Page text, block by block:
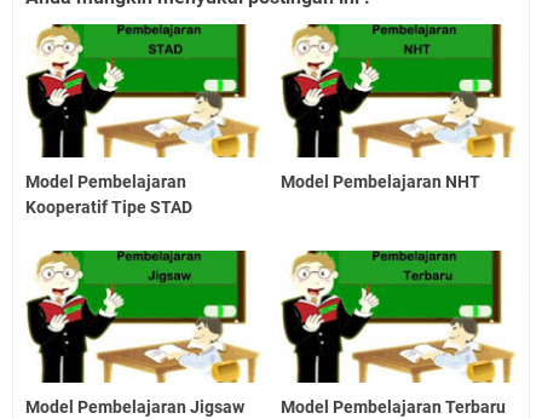
Model Pembelajaran
Kooperatif Tipe STAD
Model Pembelajaran NHT
Model Pembelajaran Jigsaw Model Pembelajaran Terbaru